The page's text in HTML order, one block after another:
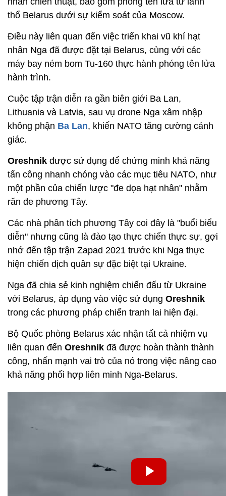
thổ Belarus dưới sự kiểm soát của Moscow.
Điều này liên quan đến việc triển khai vũ khí hạt
nhân Nga đã được đặt tại Belarus, cùng với các
máy bay ném bom Tu-160 thực hành phóng tên lửa
hành trình.
Cuộc tập trận diễn ra gần biên giới Ba Lan,
Lithuania và Latvia, sau vụ drone Nga xâm nhập
không phận Ba Lan, khiến NATO tăng cường cảnh
giác.
Oreshnik được sử dụng để chứng minh khả năng
tấn công nhanh chóng vào các mục tiêu NATO, như
một phần của chiến lược "đe dọa hạt nhân" nhằm
răn đe phương Tây.
Các nhà phân tích phương Tây coi đây là "buổi biểu
diễn" nhưng cũng là đào tạo thực chiến thực sự, gợi
nhớ đến tập trận Zapad 2021 trước khi Nga thực
hiện chiến dịch quân sự đặc biệt tại Ukraine.
Nga đã chia sẻ kinh nghiệm chiến đấu từ Ukraine
với Belarus, áp dụng vào việc sử dụng Oreshnik
trong các phương pháp chiến tranh lai hiện đại.
Bộ Quốc phòng Belarus xác nhận tất cả nhiệm vụ
liên quan đến Oreshnik đã được hoàn thành thành
công, nhấn mạnh vai trò của nó trong việc nâng cao
khả năng phối hợp liên minh Nga-Belarus.